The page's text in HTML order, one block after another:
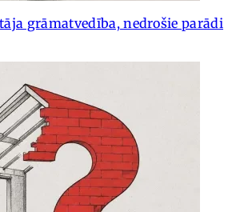
grāmatvedība, nedrošie parādi